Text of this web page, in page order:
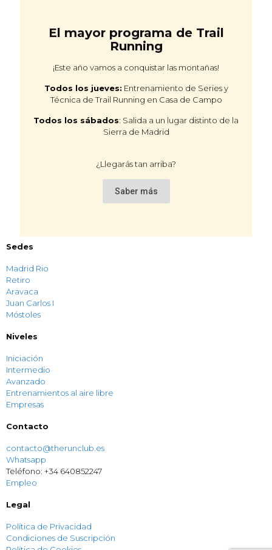
El mayor programa de Trail
Running
¡Este año vamos a conquistar las montañas!
Todos los jueves: Entrenamiento de Series y
Técnica de Trail Running en Casa de Campo
Todos los sábados: Salida a un lugar distinto de la
Sierra de Madrid
¿Llegarás tan arriba?
Saber más
Sedes
Madrid Rio
Retiro
Aravaca
Juan Carlos I
Móstoles
Niveles
Iniciación
Intermedio
Avanzado
Entrenamientos al aire libre
Empresas
Contacto
contacto@therunclub.es
Whatsapp
Teléfono: +34 640852247
Empleo
Legal
Política de Privacidad
Condiciones de Suscripción